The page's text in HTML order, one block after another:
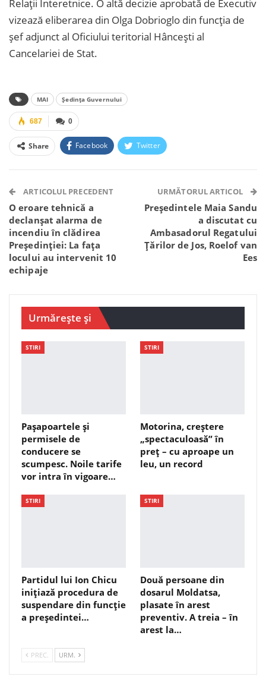
Relații Interetnice. O altă decizie aprobată de Executiv
vizează eliberarea din Olga Dobrioglo din funcția de
șef adjunct al Oficiului teritorial Hâncești al
Cancelariei de Stat.
MAI Ședința Guvernului
0
687
Share Facebook Twitter
Telegram WhatsApp Viber
ARTICOLUL PRECEDENT
O eroare tehnică a
declanșat alarma de
incendiu în clădirea
Președinției: La fața
locului au intervenit 10
echipaje
URMĂTORUL ARTICOL
Președintele Maia Sandu
a discutat cu
Ambasadorul Regatului
Ţărilor de Jos, Roelof van
Ees
Urmărește și
STIRI
Pașapoartele și
permisele de
conducere se
scumpesc. Noile tarife
vor intra în vigoare…
STIRI
Motorina, creștere
„spectaculoasă” în
preț – cu aproape un
leu, un record
STIRI
Partidul lui Ion Chicu
inițiază procedura de
suspendare din funcție
a președintei…
STIRI
Două persoane din
dosarul Moldatsa,
plasate în arest
preventiv. A treia – în
arest la…
PREC. URM.